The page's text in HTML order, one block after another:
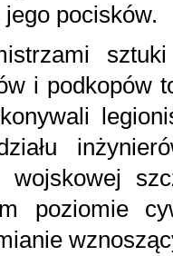
pocisków.
i podkopów
wojskowej
poziomie